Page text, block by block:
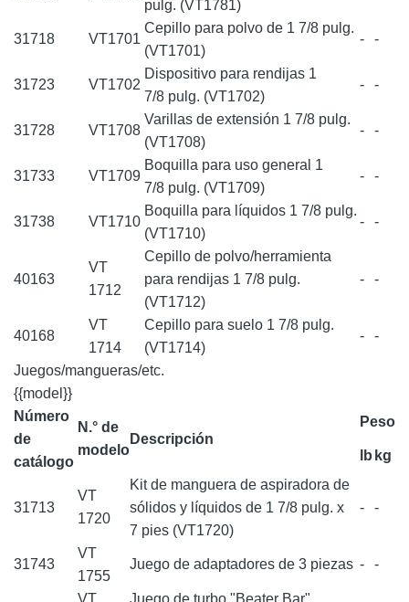
pulg. (VT1781)
31718 VT1701
Cepillo para polvo de 1 7/8 pulg.
(VT1701)
- -
31723 VT1702
Dispositivo para rendijas 1
7/8 pulg. (VT1702)
- -
31728 VT1708
Varillas de extensión 1 7/8 pulg.
(VT1708)
- -
31733 VT1709
Boquilla para uso general 1
7/8 pulg. (VT1709)
- -
31738 VT1710
Boquilla para líquidos 1 7/8 pulg.
(VT1710)
- -
40163
VT
1712
Cepillo de polvo/herramienta
para rendijas 1 7/8 pulg.
(VT1712)
- -
40168
VT
1714
Cepillo para suelo 1 7/8 pulg.
(VT1714)
- -
Juegos/mangueras/etc.
{{model}}
Número
de
catálogo
N.° de
modelo
Descripción
Peso
lb kg
31713
VT
1720
Kit de manguera de aspiradora de
sólidos y líquidos de 1 7/8 pulg. x
7 pies (VT1720)
- -
31743
VT
1755
Juego de adaptadores de 3 piezas - -
VT Juego de turbo "Beater Bar"